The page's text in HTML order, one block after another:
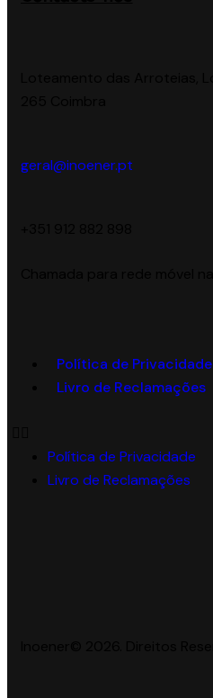
geral@inoener.pt
Política de Privacidade
Livro de Reclamações
Política de Privacidade
Livro de Reclamações